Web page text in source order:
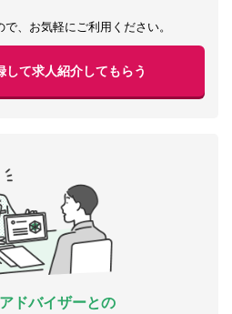
、お気軽にご利用ください。
して求人紹介してもらう
ドバイザーとの